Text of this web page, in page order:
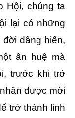
Hội, chúng ta
lại có những
đời dâng hiến,
ân huệ mà
trước khi trở
được mời
trở thành linh